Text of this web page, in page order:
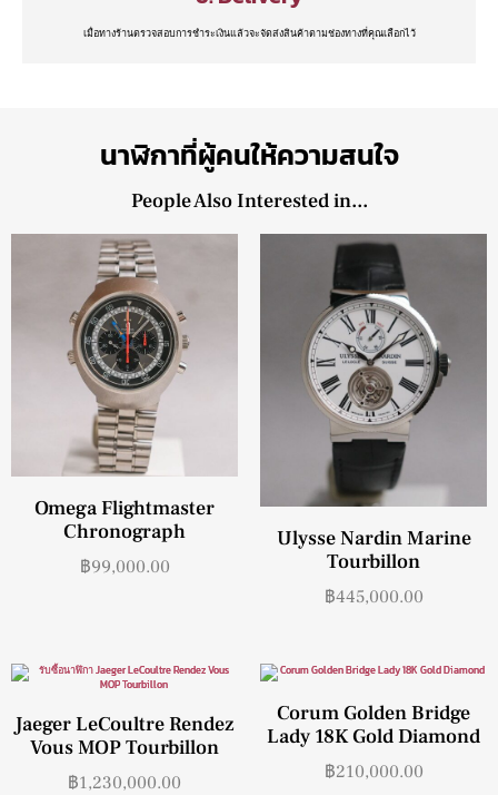
เมื่อทางร้านตรวจสอบการชำระเงินแล้วจะจัดส่งสินค้าตามช่องทางที่คุณเลือกไว้
นาฬิกาที่ผู้คนให้ความสนใจ
People Also Interested in...
Omega Flightmaster
Chronograph
฿99,000.00
Ulysse Nardin Marine
Tourbillon
฿445,000.00
Jaeger LeCoultre Rendez
Vous MOP Tourbillon
฿1,230,000.00
Corum Golden Bridge
Lady 18K Gold Diamond
฿210,000.00